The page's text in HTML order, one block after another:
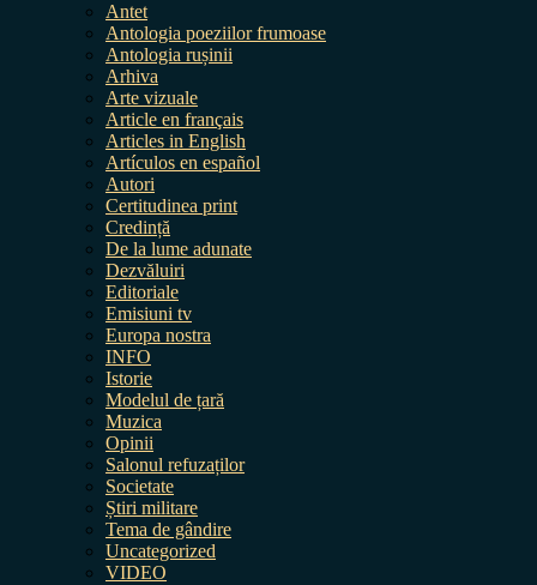
Antet
Antologia poeziilor frumoase
Antologia rușinii
Arhiva
Arte vizuale
Article en français
Articles in English
Artículos en español
Autori
Certitudinea print
Credință
De la lume adunate
Dezvăluiri
Editoriale
Emisiuni tv
Europa nostra
INFO
Istorie
Modelul de țară
Muzica
Opinii
Salonul refuzaților
Societate
Știri militare
Tema de gândire
Uncategorized
VIDEO